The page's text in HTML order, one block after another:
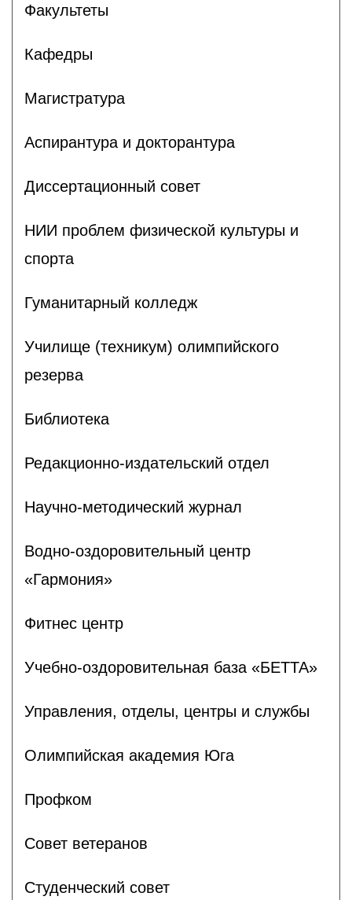
Факультеты
Кафедры
Магистратура
Аспирантура и докторантура
Диссертационный совет
НИИ проблем физической культуры и
спорта
Гуманитарный колледж
Училище (техникум) олимпийского
резерва
Библиотека
Редакционно-издательский отдел
Научно-методический журнал
Водно-оздоровительный центр
«Гармония»
Фитнес центр
Учебно-оздоровительная база «БЕТТА»
Управления, отделы, центры и службы
Олимпийская академия Юга
Профком
Совет ветеранов
Студенческий совет